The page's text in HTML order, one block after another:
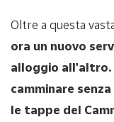
Oltre a questa
ora un nuovo
alloggio all'altro.
camminare
le tappe del